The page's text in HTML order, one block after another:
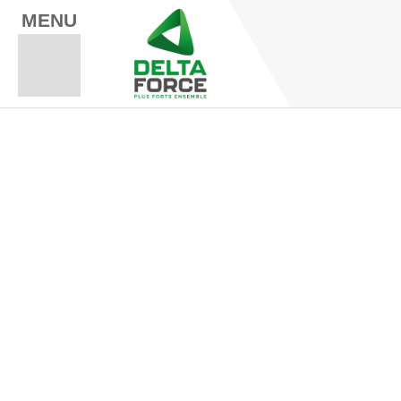
MENU